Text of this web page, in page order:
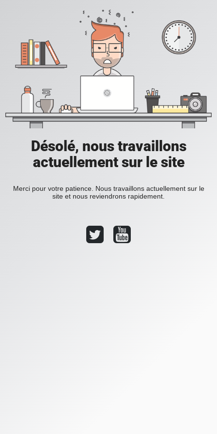
Désolé, nous travaillons
actuellement sur le site
Merci pour votre patience. Nous travaillons actuellement sur le
site et nous reviendrons rapidement.